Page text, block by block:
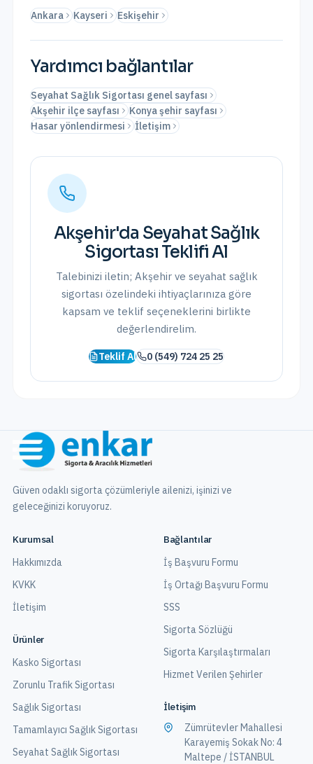
Ankara Kayseri Eskişehir
Yardımcı bağlantılar
Seyahat Sağlık Sigortası genel sayfası
Akşehir ilçe sayfası
Konya şehir sayfası
Hasar yönlendirmesi
İletişim
Akşehir'da Seyahat Sağlık
Sigortası Teklifi Al
Talebinizi iletin; Akşehirve seyahat sağlık
sigortası özelindeki ihtiyaçlarınıza göre
kapsam ve teklif seçeneklerini birlikte
değerlendirelim.
Teklif Al 0 (549) 724 25 25
Güven odaklı sigorta çözümleriyle ailenizi, işinizi ve
geleceğinizi koruyoruz.
Kurumsal
Hakkımızda
KVKK
İletişim
Ürünler
Kasko Sigortası
Zorunlu Trafik Sigortası
Sağlık Sigortası
Tamamlayıcı Sağlık Sigortası
Seyahat Sağlık Sigortası
Bağlantılar
İş Başvuru Formu
İş Ortağı Başvuru Formu
SSS
Sigorta Sözlüğü
Sigorta Karşılaştırmaları
Hizmet Verilen Şehirler
İletişim
Zümrütevler Mahallesi
Karayemiş Sokak No: 4
Maltepe / İSTANBUL